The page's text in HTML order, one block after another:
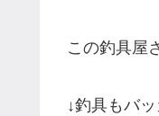
この釣具屋
↓釣具もバ